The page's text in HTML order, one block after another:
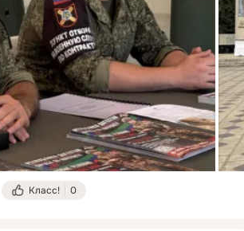
Класс! 0